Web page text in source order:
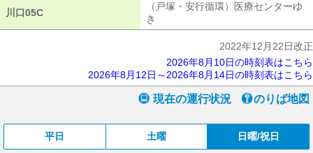
川口05C
（戸塚・安行循環）医療センターゆ
き
2022年12月22日改正
2026年8月10日の時刻表はこちら
2026年8月12日～2026年8月14日の時刻表はこちら
現在の運行状況 のりば地図
平日 土曜 日曜/祝日